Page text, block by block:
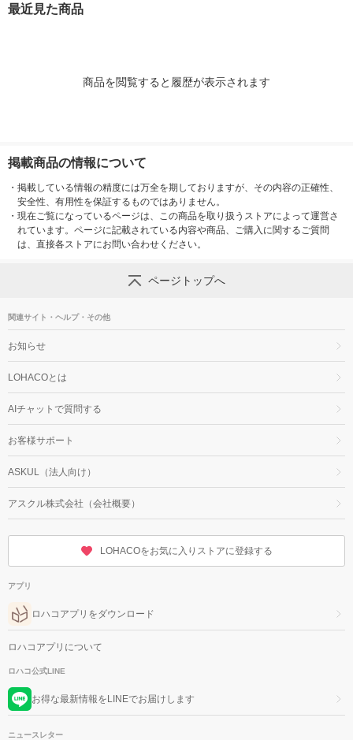
王
最近見た商品
商品を閲覧すると履歴が表示されます
掲載商品の情報について
・ 掲載している情報の精度には万全を期しておりますが、その内容の正確性、
安全性、有用性を保証するものではありません。
・ 現在ご覧になっているページは、この商品を取り扱うストアによって運営さ
れています。ページに記載されている内容や商品、ご購入に関するご質問
は、直接各ストアにお問い合わせください。
ページトップへ
関連サイト・ヘルプ・その他
お知らせ
LOHACOとは
AIチャットで質問する
お客様サポート
ASKUL（法人向け）
アスクル株式会社（会社概要）
LOHACOをお気に入りストアに登録する
アプリ
ロハコアプリをダウンロード
ロハコアプリについて
ロハコ公式LINE
お得な最新情報をLINEでお届けします
ニュースレター